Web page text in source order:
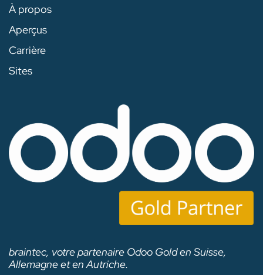
À propos
Aperçus
Carrière
Sites
braintec, votre partenaire Odoo Gold en Suisse,
Allemagne et en Autriche.